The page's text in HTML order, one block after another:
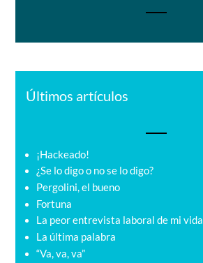
Últimos artículos
¡Hackeado!
¿Se lo digo o no se lo digo?
Pergolini, el bueno
Fortuna
La peor entrevista laboral de mi vida
La última palabra
“Va, va, va”